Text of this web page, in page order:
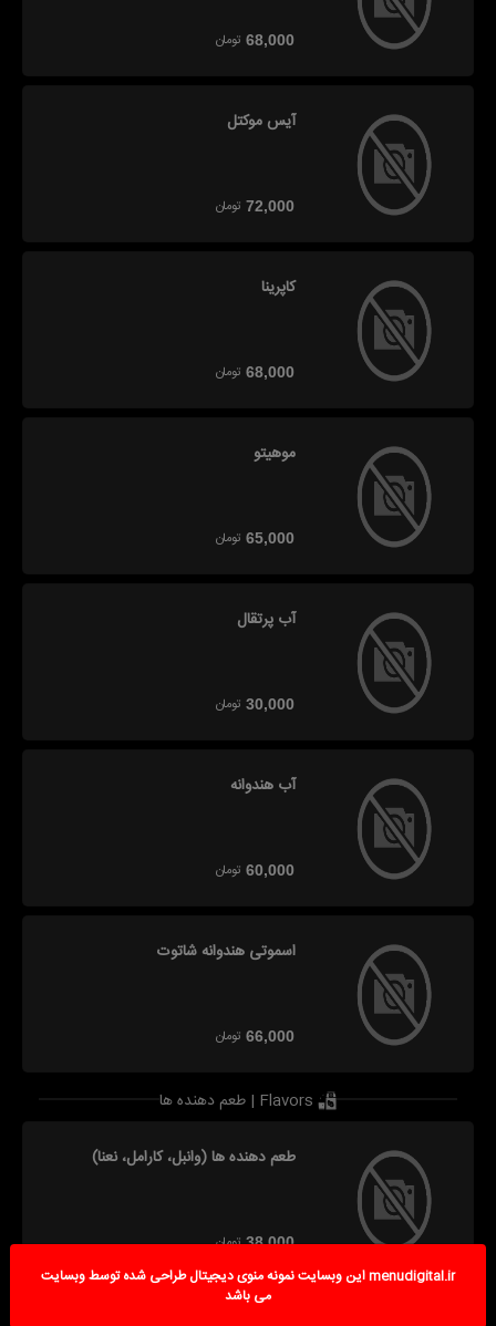
68,000 تومان
آیس موکتل
72,000 تومان
کاپرینا
68,000 تومان
موهیتو
65,000 تومان
آب پرتقال
30,000 تومان
آب هندوانه
60,000 تومان
اسموتی هندوانه شاتوت
66,000 تومان
طعم دهنده ها | Flavors
طعم دهنده ها (وانبل، کارامل، نعنا)
38,000 تومان
این وبسایت نمونه منوی دیجیتال طراحی شده توسط وبسایت menudigital.ir
می باشد